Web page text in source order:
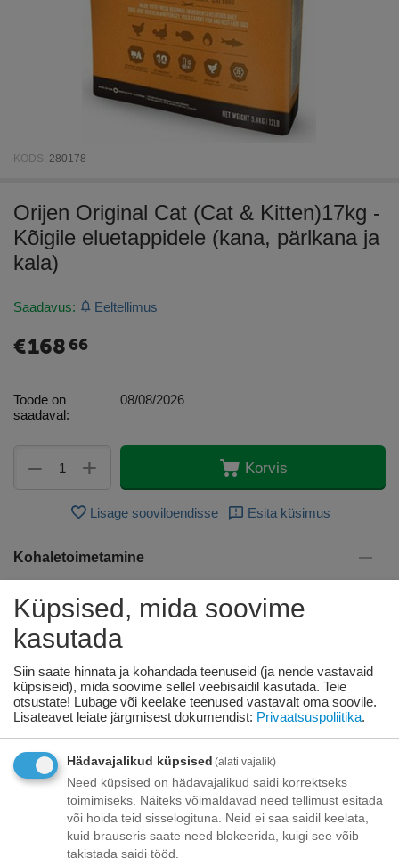
KODS: 280178
Orijen Original Cat (Cat & Kitten)17kg -
Kõigile eluetappidele (kana, pärlkana ja
kala)
Saadavus: Eeltellimus
€168 66
Toode on
saadaval:
08/08/2026
+
− Korvis
Lisage sooviloendisse Esita küsimus
Kohaletoimetamine
Tasuta kohaletoimetamine teie ukse taha tellimustele üle
70.00 euro!
Saatmiskulud kuni 69,99 eurot:
Venipaki kullerteenus – 10.00 EUR
Omniva pakiautomaat - 5,00 eurot
Makse
Kirjeldus
KÕIGILE ELUPERIOODIDELE
Küpsised, mida soovime
kasutada
Siin saate hinnata ja kohandada teenuseid (ja nende vastavaid
küpsiseid), mida soovime sellel veebisaidil kasutada. Teie
otsustate! Lubage või keelake teenused vastavalt oma soovile.
Lisateavet leiate järgmisest dokumendist: Privaatsuspoliitika.
Hädavajalikud küpsised (alati vajalik)
Need küpsised on hädavajalikud saidi korrektseks
toimimiseks. Näiteks võimaldavad need tellimust esitada
või hoida teid sisselogituna. Neid ei saa saidil keelata,
kuid brauseris saate need blokeerida, kuigi see võib
takistada saidi tööd.